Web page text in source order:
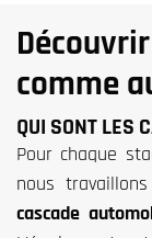
comme
QUI SONT LES
Pour chaque
nous
cascade